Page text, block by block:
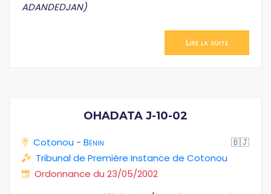
ADANDEDJAN)
Lire la suite
OHADATA J-10-02
Cotonou - Bénin
🇧🇯
Tribunal de Première Instance de Cotonou
Ordonnance du 23/05/2002